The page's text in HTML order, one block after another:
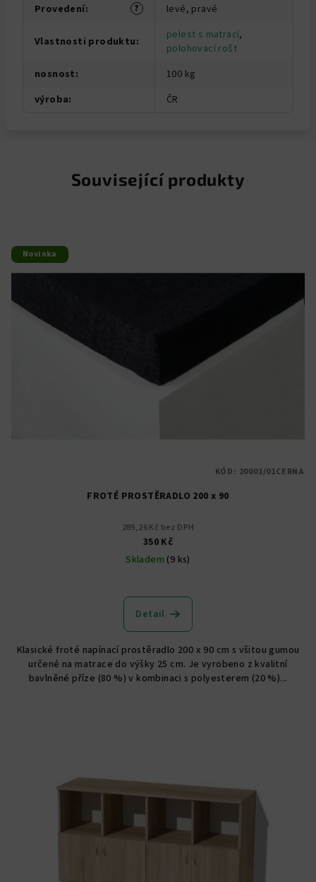
?
Provedení: levé, pravé
Vlastnosti produktu: pelest s matrací,
polohovací rošt
nosnost:
100 kg
výroba: ČR
Související produkty
Novinka
FROTÉ PROSTĚRADLO 200 x 90
289,26 Kč bez DPH
350 Kč
Skladem (9 ks)
Detail
Klasické froté napínací prostěradlo 200 x 90 cm s všitou gumou
určené na matrace do výšky 25 cm. Je vyrobeno z kvalitní
bavlněné příze (80 %) v kombinaci s polyesterem (20 %)...
KÓD: 20001/01CERNA